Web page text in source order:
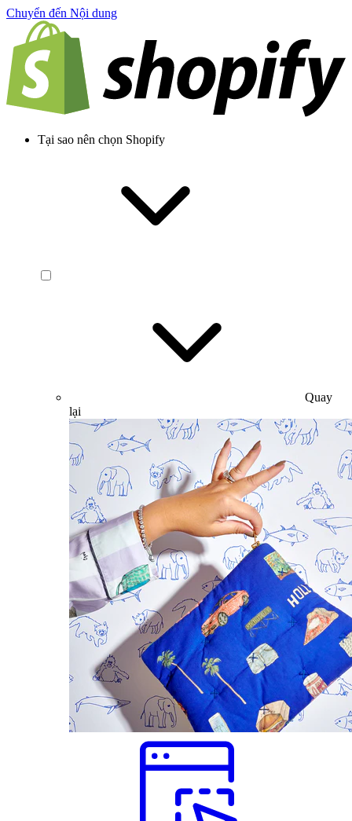
Chuyển đến Nội dung
Tại sao nên chọn Shopify
Quay
lại